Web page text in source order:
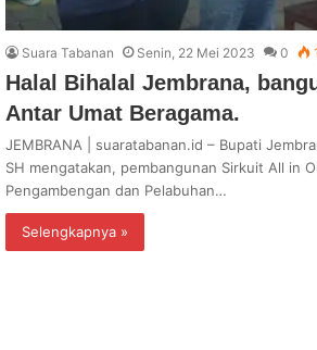
Suara Tabanan Senin, 22 Mei 2023 0
Halal Bihalal Jembrana,
Antar Umat Beragama.
JEMBRANA | suaratabanan.id – Bupati
SH mengatakan, pembangunan Sirkuit All in
Pengambengan dan Pelabuhan…
Selengkapnya »